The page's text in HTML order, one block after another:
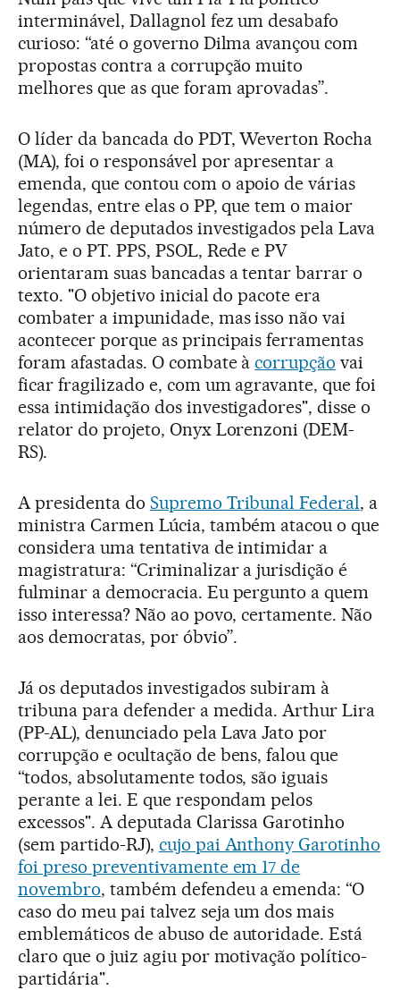
interminável, Dallagnol fez um desabafo
curioso: “até o governo Dilma avançou com
propostas contra a corrupção muito
melhores que as que foram aprovadas”.
O líder da bancada do PDT, Weverton Rocha
(MA), foi o responsável por apresentar a
emenda, que contou com o apoio de várias
legendas, entre elas o PP, que tem o maior
número de deputados investigados pela Lava
Jato, e o PT. PPS, PSOL, Rede e PV
orientaram suas bancadas a tentar barrar o
texto. "O objetivo inicial do pacote era
combater a impunidade, mas isso não vai
acontecer porque as principais ferramentas
foram afastadas. O combate àcorrupção vai
ficar fragilizado e, com um agravante, que foi
essa intimidação dos investigadores", disse o
relator do projeto, Onyx Lorenzoni (DEM-
RS).
A presidenta do Supremo Tribunal Federal, a
ministra Carmen Lúcia, também atacou o que
considera uma tentativa de intimidar a
magistratura: “Criminalizar a jurisdição é
fulminar a democracia. Eu pergunto a quem
isso interessa? Não ao povo, certamente. Não
aos democratas, por óbvio”.
Já os deputados investigados subiram à
tribuna para defender a medida. Arthur Lira
(PP-AL), denunciado pela Lava Jato por
corrupção e ocultação de bens, falou que
“todos, absolutamente todos, são iguais
perante a lei. E que respondam pelos
excessos". A deputada Clarissa Garotinho
(sem partido-RJ), cujo pai Anthony Garotinho
foi preso preventivamente em 17 de
novembro, também defendeu a emenda: “O
caso do meu pai talvez seja um dos mais
emblemáticos de abuso de autoridade. Está
claro que o juiz agiu por motivação político-
partidária".